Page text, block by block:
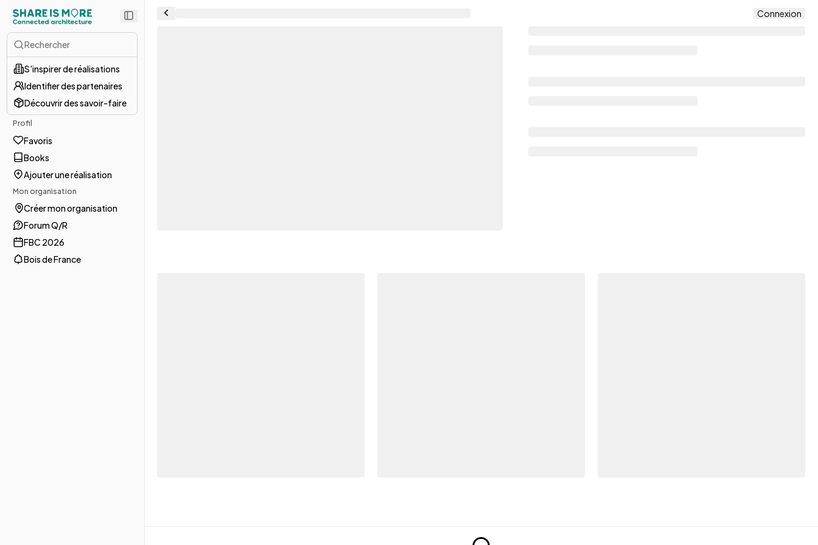
Rechercher
S'inspirer de réalisations
Identifier des partenaires
Découvrir des savoir-faire
Profil
Favoris
Books
Ajouter une réalisation
Mon organisation
Créer mon organisation
Forum Q/R
FBC 2026
Bois de France
Connexion